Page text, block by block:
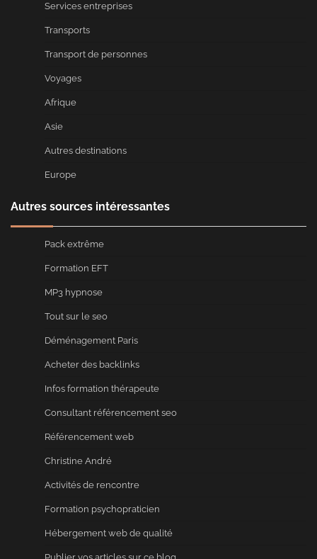
Services entreprises
Transports
Transport de personnes
Voyages
Afrique
Asie
Autres destinations
Europe
Autres sources intéressantes
Pack extrême
Formation EFT
MP3 hypnose
Tout sur le seo
Déménagement Paris
Acheter des backlinks
Infos formation thérapeute
Consultant référencement seo
Référencement web
Christine André
Activités de rencontre
Formation psychopraticien
Hébergement web de qualité